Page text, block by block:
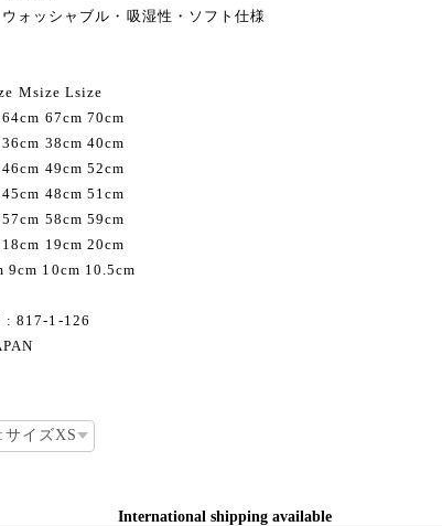
ォッシャブル・吸湿性・ソフト仕様
Мsize Lsize
67cm 70cm
38cm 40cm
49cm 52cm
48cm 51cm
58cm 59cm
19cm 20cm
9cm 10cm 10.5cm
: 817-1-126
International shipping available